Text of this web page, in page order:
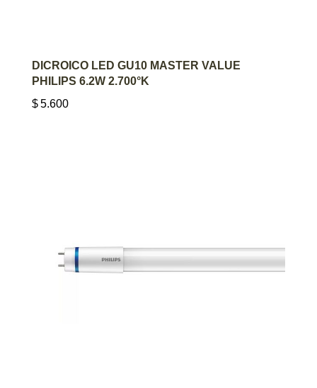
AGREGAR AL CARRITO
DICROICO LED GU10 MASTER VALUE
PHILIPS 6.2W 2.700°K
$5.600